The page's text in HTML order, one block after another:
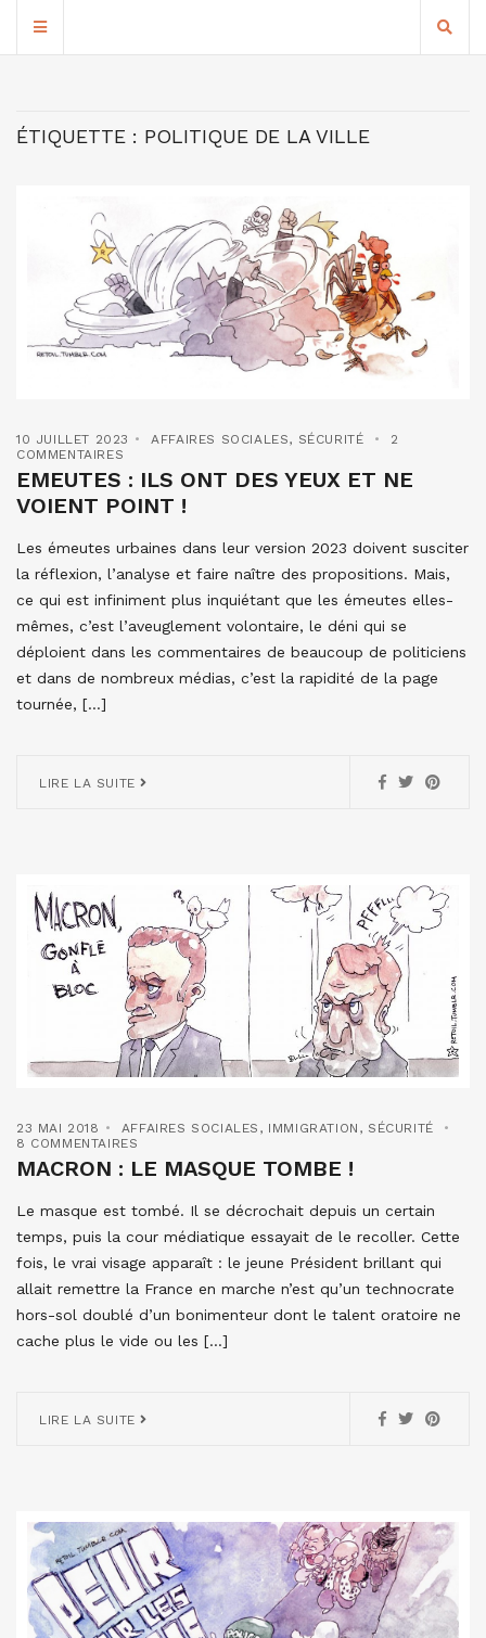
ÉTIQUETTE : POLITIQUE DE LA VILLE
10 JUILLET 2023 AFFAIRES SOCIALES, SÉCURITÉ
2
COMMENTAIRES
EMEUTES : ILS ONT DES YEUX ET NE
VOIENT POINT !
Les émeutes urbaines dans leur version 2023 doivent susciter
la réflexion, l’analyse et faire naître des propositions. Mais,
ce qui est infiniment plus inquiétant que les émeutes elles-
mêmes, c’est l’aveuglement volontaire, le déni qui se
déploient dans les commentaires de beaucoup de politiciens
et dans de nombreux médias, c’est la rapidité de la page
tournée, […]
LIRE LA SUITE
23 MAI 2018 AFFAIRES SOCIALES , IMMIGRATION , SÉCURITÉ
8 COMMENTAIRES
MACRON : LE MASQUE TOMBE !
Le masque est tombé. Il se décrochait depuis un certain
temps, puis la cour médiatique essayait de le recoller. Cette
fois, le vrai visage apparaît : le jeune Président brillant qui
allait remettre la France en marche n’est qu’un technocrate
hors-sol doublé d’un bonimenteur dont le talent oratoire ne
cache plus le vide ou les […]
LIRE LA SUITE